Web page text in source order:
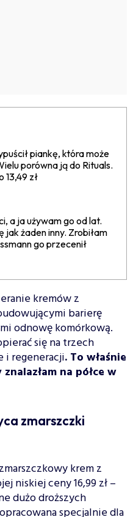
piankę, która może
porówna ją do Rituals.
13,49 zł
a ja używam go od lat.
jak żaden inny. Zrobiłam
go przecenił
kremów z
barierę
odnowę komórkową.
się na trzech
i regeneracji. To właśnie
na półce w
zmarszczki
krem z
niskiej ceny 16,99 zł –
dużo droższych
specjalnie dla